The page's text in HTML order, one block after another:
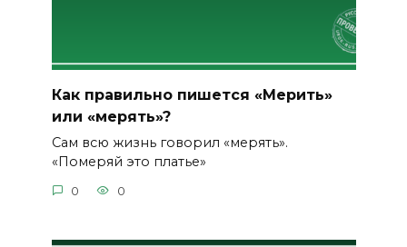
Как правильно пишется «Мерить»
или «мерять»?
Сам всю жизнь говорил «мерять».
«Померяй это платье»
0 0